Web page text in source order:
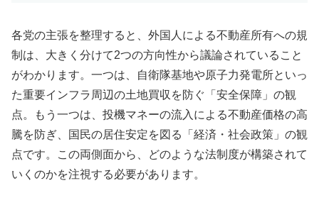
各党の主張を整理すると、外国人による不動産所有への規
制は、大きく分けて2つの方向性から議論されていること
がわかります。一つは、自衛隊基地や原子力発電所といっ
た重要インフラ周辺の土地買収を防ぐ「安全保障」の観
点。もう一つは、投機マネーの流入による不動産価格の高
騰を防ぎ、国民の居住安定を図る「経済・社会政策」の観
点です。この両側面から、どのような法制度が構築されて
いくのかを注視する必要があります。